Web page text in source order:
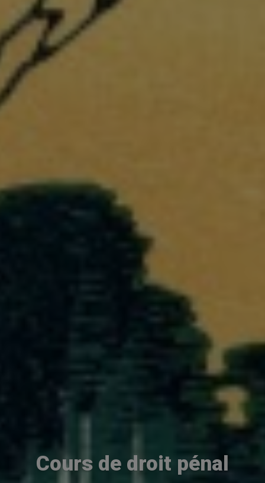
Cours de droit pénal